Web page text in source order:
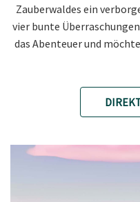
Zauberwaldes ein
vier bunte
das Abenteuer und